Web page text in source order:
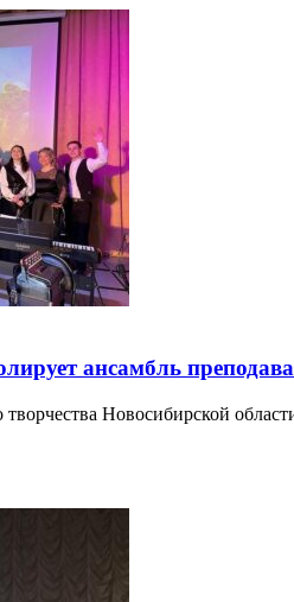
ансамбль
Новосибирской